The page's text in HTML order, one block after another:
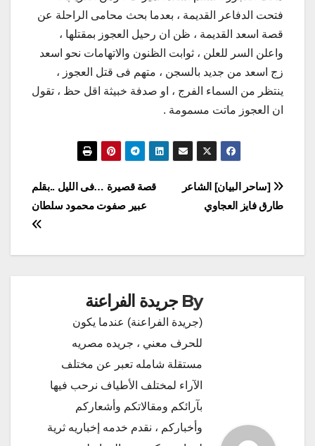
فتحت الدفاعر القديمة ، بعدما بحث محامى الراحلة عن
قصة اسعد القديمة ، ظن ان رحيل العجوز بمقتلها ،
واعلن السر للعلن ، ثوابت الظنون والاتهامات نحو اسعد
زج اسعد من جديد بالسجن ، متهم فى قتل العجوز ،
ينتظر من السماء الفرج ، او صدفة خبيثة اقل حظ ، تقول
ان العجوز ماتت مسمومة .
تصفّح
المقالات
قصة قصيرة …فى الليل ..بقلم
عبير صفوت محمود سلطان
[ساحر البيان] الشاعر
طارق فايز العجاوي
By جريدة الفراعنة
(جريدة الفراعنة) عندما يكون
للحرف معني ، جريده مصريه
مستقلة شامله تعبر عن مختلف
الآراء لمختلف الأطياف نرحب فيها
بآرائكم ومقالاتكم وأشعاركم
وأخباركم ، نقدم خدمه إخباريه ثرية